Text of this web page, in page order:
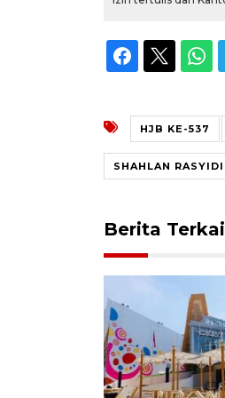
HJB KE-537
SHAHLAN RASYIDI
Berita